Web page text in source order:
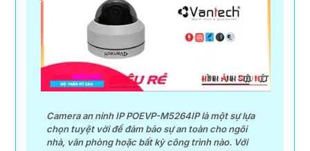
Camera an ninh IP POEVP-M5264IP là một sự lựa
chọn tuyệt vời để đảm bảo sự an toàn cho ngôi
nhà, văn phòng hoặc bất kỳ công trình nào. Với